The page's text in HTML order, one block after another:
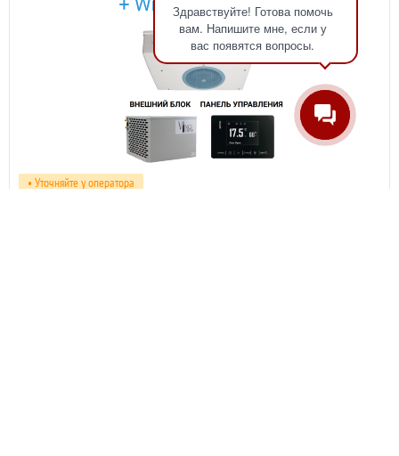
Здравствуйте! Готова помочь
вам. Напишите мне, если у
вас появятся вопросы.
• Уточняйте у оператора